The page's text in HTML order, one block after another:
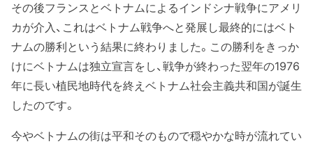
その後フランスとベトナムによるインドシナ戦争にアメリ
カが介入、これはベトナム戦争へと発展し最終的にはベト
ナムの勝利という結果に終わりました。この勝利をきっか
けにベトナムは独立宣言をし、戦争が終わった翌年の1976
年に長い植民地時代を終えベトナム社会主義共和国が誕生
したのです。
今やベトナムの街は平和そのもので穏やかな時が流れてい